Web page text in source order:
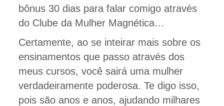
bônus 30 dias para falar comigo através
do Clube da Mulher Magnética…
Certamente, ao se inteirar mais sobre os
ensinamentos que passo através dos
meus cursos, você sairá uma mulher
verdadeiramente poderosa. Te digo isso,
pois são anos e anos, ajudando milhares